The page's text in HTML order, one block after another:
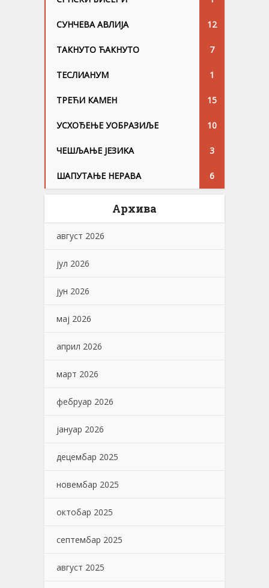
СУНЧЕВА АВЛИЈА 12
ТАКНУТО ЋАКНУТО 7
ТЕСЛИАНУМ 1
ТРЕЋИ КАМЕН 15
УСХОЂЕЊЕ УОБРАЗИЉЕ 10
ЧЕШЉАЊЕ ЈЕЗИKА 3
ШАПУТАЊЕ НЕРАВА 6
Архива
август 2026
јул 2026
јун 2026
мај 2026
април 2026
март 2026
фебруар 2026
јануар 2026
децембар 2025
новембар 2025
октобар 2025
септембар 2025
август 2025